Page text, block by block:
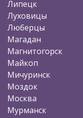
Липецк
Луховицы
Люберцы
Магадан
Магнитогорск
Майкоп
Мичуринск
Моздок
Москва
Мурманск